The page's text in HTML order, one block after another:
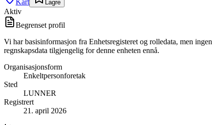
Lagre
Aktiv
Begrenset profil
Vi har basisinformasjon fra Enhetsregisteret og rolledata, men ingen
regnskapsdata tilgjengelig for denne enheten ennå.
Organisasjonsform
Enkeltpersonforetak
Sted
LUNNER
Registrert
21. april 2026